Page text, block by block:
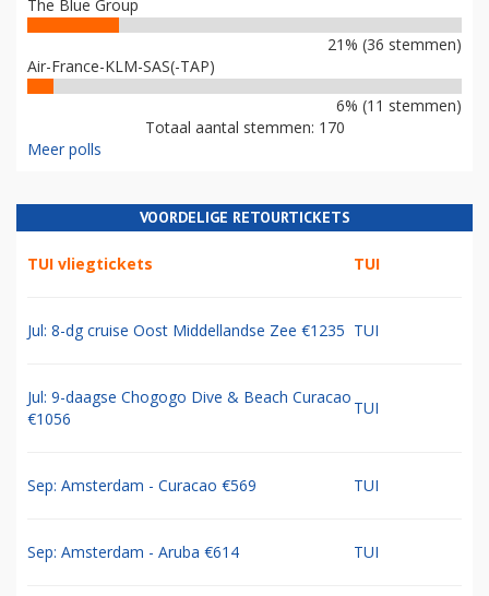
The Blue Group
21% (36 stemmen)
Air-France-KLM-SAS(-TAP)
6% (11 stemmen)
Totaal aantal stemmen: 170
Meer polls
VOORDELIGE RETOURTICKETS
TUI vliegtickets TUI
Jul: 8-dg cruise Oost Middellandse Zee €1235 TUI
Jul: 9-daagse Chogogo Dive & Beach Curacao
€1056
TUI
Sep: Amsterdam - Curacao €569 TUI
Sep: Amsterdam - Aruba €614 TUI